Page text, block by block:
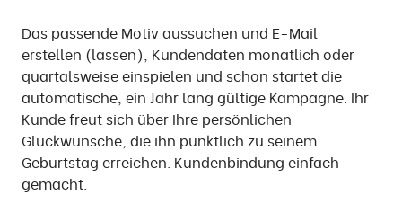
Das passende Motiv aussuchen und E-Mail
erstellen (lassen), Kundendaten monatlich oder
quartalsweise einspielen und schon startet die
automatische, ein Jahr lang gültige Kampagne. Ihr
Kunde freut sich über Ihre persönlichen
Glückwünsche, die ihn pünktlich zu seinem
Geburtstag erreichen. Kundenbindung einfach
gemacht.